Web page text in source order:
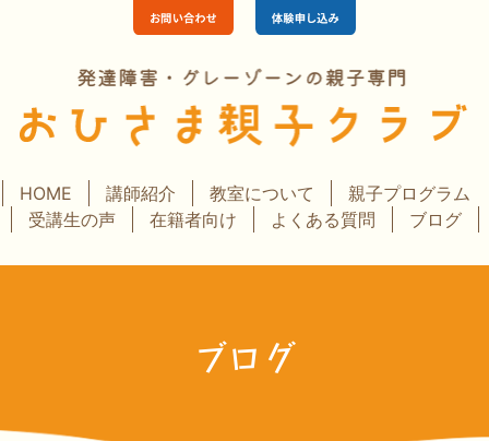
HOME 講師紹介 教室について
親子プログラム
受講生の声
在籍者向け よくある質問 ブログ
ブログ